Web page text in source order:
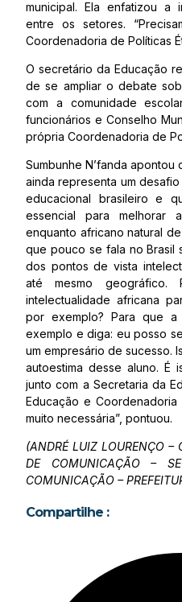
municipal. Ela enfatizou a
entre os setores.
Coordenadoria de Políticas
O secretário da Educação
de se ampliar o debate
com a comunidade
funcionários e Conselho
própria Coordenadoria de
Sumbunhe N’fanda
ainda representa um
educacional brasileiro e
essencial para melhorar
enquanto africano natural
que pouco se fala no Brasil
dos pontos de vista
até mesmo
intelectualidade africana
por exemplo? Para que
exemplo e diga: eu posso
um empresário de sucesso.
autoestima desse aluno. É
junto com a Secretaria da
Educação e Coordenadoria
muito necessária”, pontuou.
(ANDRÉ LUIZ LOURENÇO –
DE COMUNICAÇÃO –
COMUNICAÇÃO –
Compartilhe :